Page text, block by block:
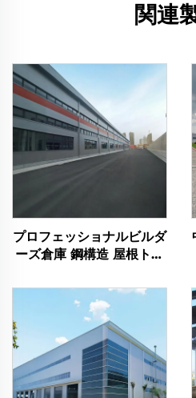
関連
プロフェッショナルビルダ
ーズ倉庫 鋼構造 屋根トラ